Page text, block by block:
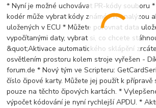
* Nyní je možné uchovávat PR-kódy souboru
kodér může vybrat kódy známé PR analýzou
uložených v ECU * Můžete porovnat data
vypočítanými daty, vybrat si, co chcete
&quot;Aktivace automatického sklápění
osvětlením prostoru kolem stroje vyřešen -
forum.de * Nový tým ve Scripteru:
číslo čipové karty. Můžete jej použít k přípravě
pouze na těchto čipových kartách. *
výpočet kódování je nyní rychlejší APDU. *